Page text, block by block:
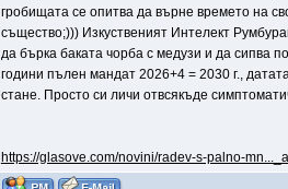
гробищата се опитва да върне времето на
същество;))) Изкуственият Интелект
да бърка баката чорба с медузи и да сипва
години пълен мандат 2026+4 = 2030 г.,
стане. Просто си личи отвсякъде
https://glasove.com/novini/radev-s-palno-